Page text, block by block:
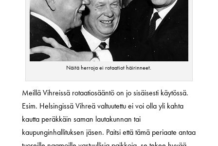
Näitä herroja ei rotaatiot häirinneet.
Meillä Vihreissä rotaatiosääntö on jo sisäisesti käytössä.
Esim. Helsingissä Vihreä valtuutettu ei voi olla yli kahta
kautta peräkkäin saman lautakunnan tai
kaupunginhallituksen jäsen. Paitsi että tämä periaate antaa